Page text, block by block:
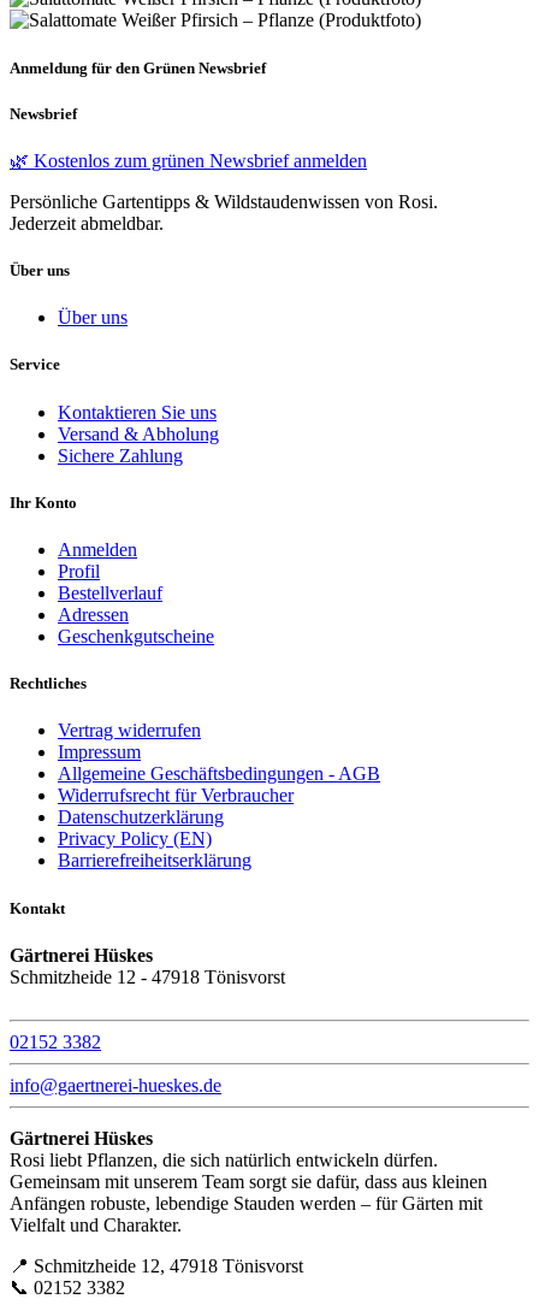
Anmeldung für den Grünen Newsbrief
Newsbrief
🌿 Kostenlos zum grünen Newsbrief anmelden
Persönliche Gartentipps & Wildstaudenwissen von Rosi.
Jederzeit abmeldbar.
Über uns
Über uns
Service
Kontaktieren Sie uns
Versand & Abholung
Sichere Zahlung
Ihr Konto
Anmelden
Profil
Bestellverlauf
Adressen
Geschenkgutscheine
Rechtliches
Vertrag widerrufen
Impressum
Allgemeine Geschäftsbedingungen - AGB
Widerrufsrecht für Verbraucher
Datenschutzerklärung
Privacy Policy (EN)
Barrierefreiheitserklärung
Kontakt
Gärtnerei Hüskes
Schmitzheide 12 - 47918 Tönisvorst
02152 3382
info@gaertnerei-hueskes.de
Gärtnerei Hüskes
Rosi liebt Pflanzen, die sich natürlich entwickeln dürfen.
Gemeinsam mit unserem Team sorgt sie dafür, dass aus kleinen
Anfängen robuste, lebendige Stauden werden – für Gärten mit
Vielfalt und Charakter.
📍 Schmitzheide 12, 47918 Tönisvorst
📞 02152 3382